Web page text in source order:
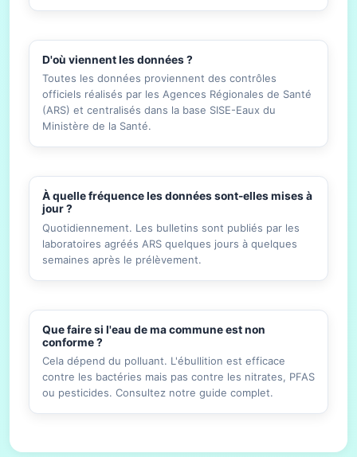
D'où viennent les données ?
Toutes les données proviennent des contrôles
officiels réalisés par les Agences Régionales de Santé
(ARS) et centralisés dans la base SISE-Eaux du
Ministère de la Santé.
À quelle fréquence les données sont-elles mises à
jour ?
Quotidiennement. Les bulletins sont publiés par les
laboratoires agréés ARS quelques jours à quelques
semaines après le prélèvement.
Que faire si l'eau de ma commune est non
conforme ?
Cela dépend du polluant. L'ébullition est efficace
contre les bactéries mais pas contre les nitrates, PFAS
ou pesticides. Consultez notre guide complet.